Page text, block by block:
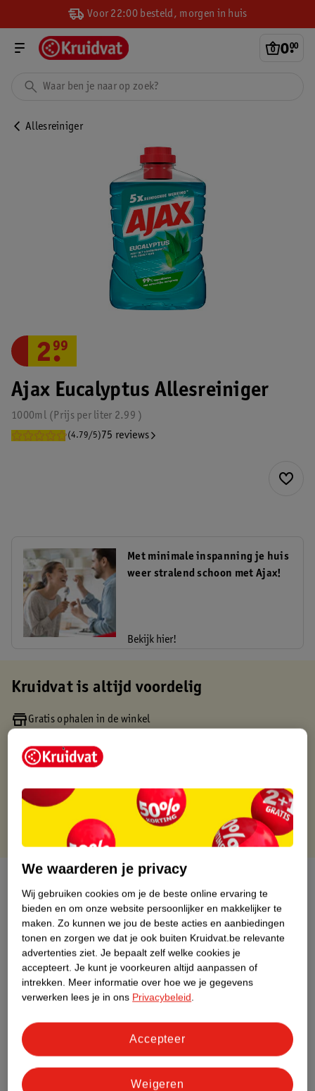
Voor 22:00 besteld, morgen in huis
0.
00
Allesreiniger
Ajax Eucalyptus Allesreiniger
1000ml 2.99
Prijs per liter
(4.79/5) 75 reviews
2.
99
Met minimale inspanning je huis
weer stralend schoon met Ajax!
Bekijk hier!
Kruidvat is altijd voordelig
Gratis ophalen in de winkel
Gratis thuisbezorgd vanaf 50.00
Gratis retourneren binnen 30 dagen
Gratis punten met je Kruidvat kaart
Over dit product
Productinformatie
Etiketinformatie
Nature Impact Score
Impact Score.
Meer informatie
We waarderen je privacy
Wij gebruiken cookies om je de beste online ervaring te
bieden en om onze website persoonlijker en makkelijker te
maken. Zo kunnen we jou de beste acties en aanbiedingen
tonen en zorgen we dat je ook buiten Kruidvat.be relevante
advertenties ziet. Je bepaalt zelf welke cookies je
accepteert. Je kunt je voorkeuren altijd aanpassen of
intrekken. Meer informatie over hoe we je gegevens
verwerken lees je in ons Privacybeleid.
Weigeren
Accepteer